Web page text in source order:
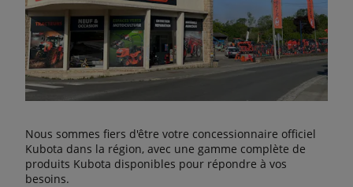
Nous sommes fiers d'être votre concessionnaire officiel
Kubota dans la région, avec une gamme complète de
produits Kubota disponibles pour répondre à vos
besoins.